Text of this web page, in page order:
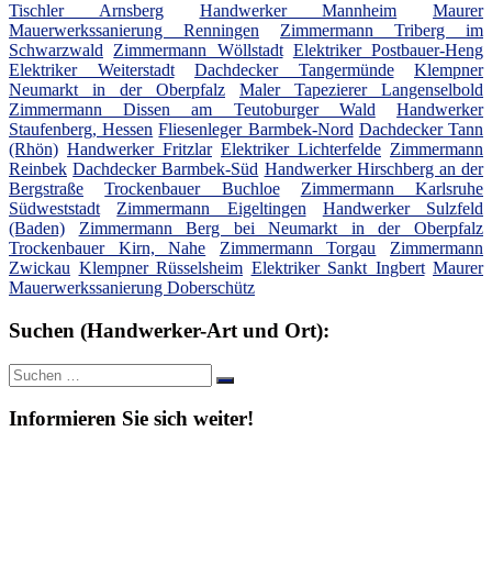
Tischler Arnsberg Handwerker Mannheim
Maurer
Mauerwerkssanierung Renningen
Zimmermann Triberg im
Schwarzwald
Zimmermann Wöllstadt Elektriker Postbauer-Heng
Elektriker Weiterstadt
Dachdecker Tangermünde
Klempner
Neumarkt in der Oberpfalz
Maler Tapezierer Langenselbold
Zimmermann Dissen am Teutoburger Wald
Handwerker
Staufenberg, Hessen Fliesenleger Barmbek-Nord Dachdecker Tann
(Rhön) Handwerker Fritzlar Elektriker Lichterfelde Zimmermann
Reinbek Dachdecker Barmbek-Süd Handwerker Hirschberg an der
Bergstraße
Trockenbauer Buchloe
Zimmermann Karlsruhe
Südweststadt
Zimmermann Eigeltingen
Handwerker Sulzfeld
(Baden)
Zimmermann Berg bei Neumarkt in der Oberpfalz
Trockenbauer Kirn, Nahe
Zimmermann Torgau
Zimmermann
Zwickau Klempner Rüsselsheim Elektriker Sankt Ingbert Maurer
Mauerwerkssanierung Doberschütz
Suchen (Handwerker-Art und Ort):
Suche
nach:
Suchen
Informieren Sie sich weiter!